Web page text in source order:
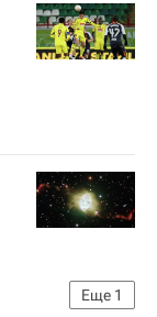
Еще 1